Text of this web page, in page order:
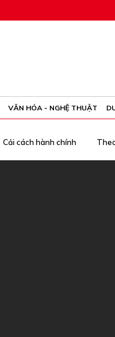
VĂN HÓA - NGHỆ THUẬT
Cải cách hành chính